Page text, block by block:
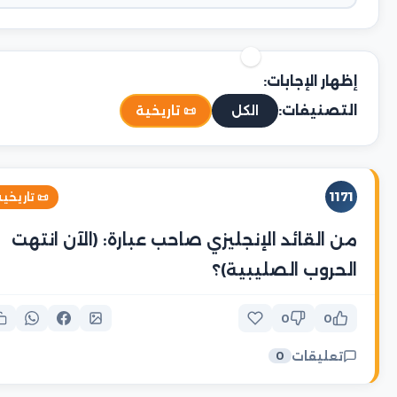
إظهار الإجابات:
التصنيفات:
الكل 📜 تاريخية
1171
📜
من القائد الإنجليزي صاحب عبارة: (الآن انتهت
الحروب الصليبية)؟
0
0
تعليقات 0